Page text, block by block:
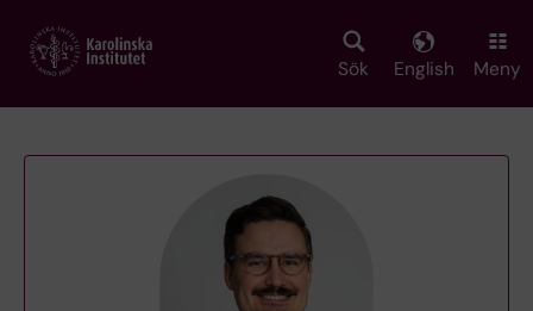
main
Sök English Meny